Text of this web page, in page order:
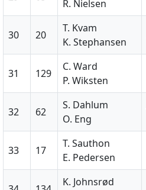
R. Nielsen
30 20
T. Kvam
K. Stephansen
31 129
C. Ward
P. Wiksten
32 62
S. Dahlum
O. Eng
33 17
T. Sauthon
E. Pedersen
K. Johnsrød